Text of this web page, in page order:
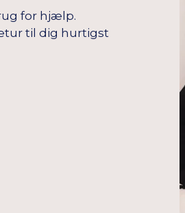
for hjælp.
til dig hurtigst